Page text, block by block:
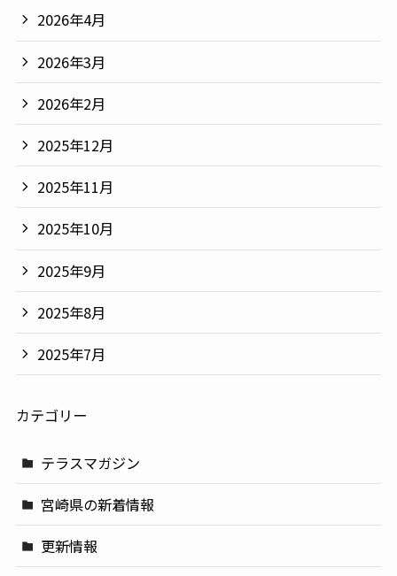
2026年4月
2026年3月
2026年2月
2025年12月
2025年11月
2025年10月
2025年9月
2025年8月
2025年7月
カテゴリー
テラスマガジン
宮崎県の新着情報
更新情報